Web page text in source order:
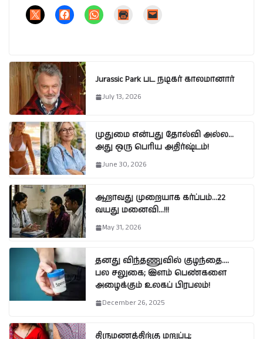
Jurassic Park பட நடிகர் காலமானார்
July 13, 2026
முதுமை என்பது தோல்வி அல்ல…
அது ஒரு பெரிய அதிர்ஷ்டம்!
June 30, 2026
ஆறாவது முறையாக கர்ப்பம்…22
வயது மனைவி…!!!
May 31, 2026
தனது விந்தணுவில் குழந்தை….
பல சலுகை; இளம் பெண்களை
அழைக்கும் உலகப் பிரபலம்!
December 26, 2025
திருமணத்திற்கு மறுப்பு;